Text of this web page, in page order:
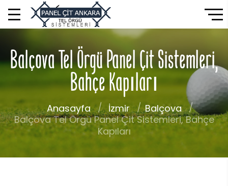
Balçova Tel Örgü Panel Çit Sistemleri,
Bahçe Kapıları
Anasayfa İzmir
Balçova
Balçova Tel Örgü Panel Çit Sistemleri, Bahçe
Kapıları